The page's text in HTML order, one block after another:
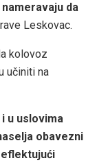
da
Leskovac.
kolovoz
učiniti na
u uslovima
obavezni